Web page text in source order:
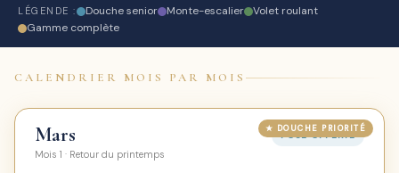
LÉGENDE : Douche senior Monte-escalier
Volet roulant
Gamme complète
CALENDRIER MOIS PAR MOIS
Mars
Mois 1 · Retour du printemps
POSE OFFERTE